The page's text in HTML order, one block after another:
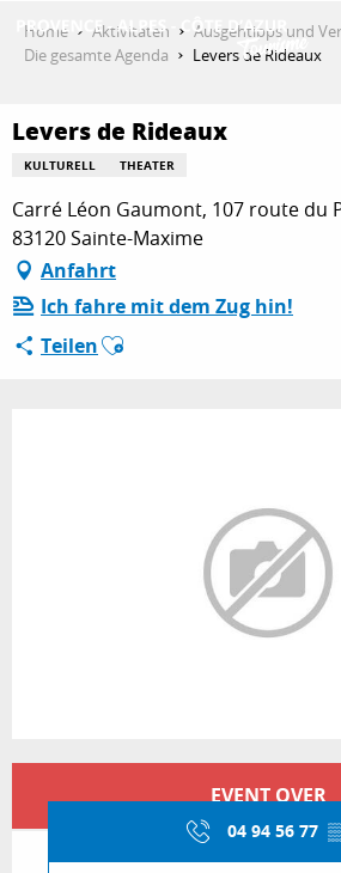
contenu
AKTIVITÄTEN
AUFENTHALT
Home Aktivitäten
Ausgehtipps und
Die gesamte Agenda
Levers de Rideaux
Levers de Rideaux
KULTURELL THEATER
Carré Léon Gaumont, 107 route du
83120 Sainte-Maxime
Anfahrt
Ich fahre mit dem Zug hin!
TeilenAjouter aux favoris
EVENT OVER
04 94 56 77